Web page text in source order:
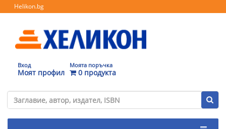
Helikon.bg
Вход
Моят профил
Моята поръчка
0 продукта